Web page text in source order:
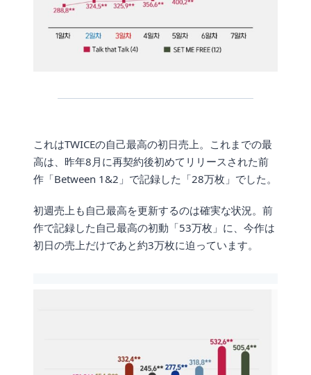
これはTWICEの自己最高の初日売上。これまでの最
高は、昨年8月に再契約後初めてリリースされた前
作「Between 1&2」で記録した「28万枚」でした。
初週売上も自己最高を更新するのは確実な状況。前
作で記録した自己最高の初動「53万枚」に、今作は
初日の売上だけであと約3万枚に迫っています。